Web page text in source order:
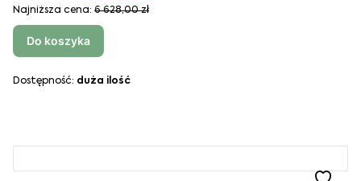
Najniższa cena: 6 628,00 zł
Do koszyka
Dostępność: duża ilość